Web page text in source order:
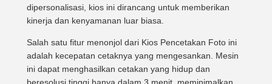
dipersonalisasi, kios ini dirancang untuk memberikan
kinerja dan kenyamanan luar biasa.
Salah satu fitur menonjol dari Kios Pencetakan Foto ini
adalah kecepatan cetaknya yang mengesankan. Mesin
ini dapat menghasilkan cetakan yang hidup dan